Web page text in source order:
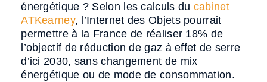
énergétique ? Selon les calculs du cabinet
ATKearney, l’Internet des Objets pourrait
permettre à la France de réaliser 18% de
l’objectif de réduction de gaz à effet de serre
d’ici 2030, sans changement de mix
énergétique ou de mode de consommation.